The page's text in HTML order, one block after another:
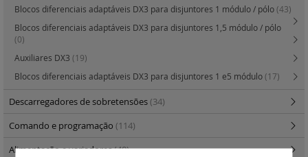
Blocos diferenciais adaptáveis DX3 para disjuntores 1 módulo / pólo(43)
Blocos diferenciais adaptáveis DX3 para disjuntores 1,5 módulo / pólo
(0)
Auxiliares DX3 (19)
Blocos diferenciais adaptáveis DX3 para disjuntores 1 e5 módulo(17)
Descarregadores de sobretensões(34)
Comando e programação (114)
Alimentação e variadores(40)